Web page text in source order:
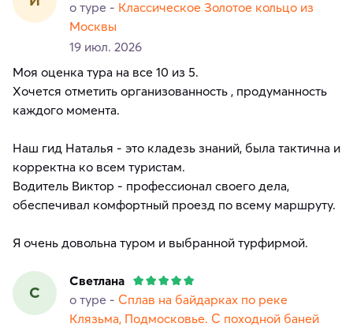
о туре - Классическое Золотое кольцо из
Москвы
19 июл. 2026
Моя оценка тура на все 10 из 5.
Хочется отметить организованность , продуманность
каждого момента.
Наш гид Наталья - это кладезь знаний, была тактична и
корректна ко всем туристам.
Водитель Виктор - профессионал своего дела,
обеспечивал комфортный проезд по всему маршруту.
Я очень довольна туром и выбранной турфирмой.
С
Светлана
о туре - Сплав на байдарках по реке
Клязьма, Подмосковье. С походной баней